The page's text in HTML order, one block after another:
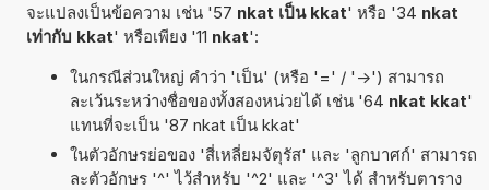
จะแปลงเป็นข้อความ เช่น '57 nkat เป็น kkat' หรือ '34 nkat
เท่ากับ kkat' หรือเพียง '11 nkat':
ในกรณีส่วนใหญ่ คำว่า 'เป็น' (หรือ '=' / '->') สามารถ
ละเว้นระหว่างชื่อของทั้งสองหน่วยได้ เช่น '64 nkat kkat'
แทนที่จะเป็น '87 nkat เป็น kkat'
ในตัวอักษรย่อของ 'สี่เหลี่ยมจัตุรัส' และ 'ลูกบาศก์' สามารถ
ละตัวอักษร '^' ไว้สำหรับ '^2' และ '^3' ได้ สำหรับตาราง